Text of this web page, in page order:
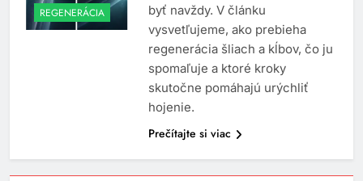
REGENERÁCIA
byť navždy. V článku
vysvetľujeme, ako prebieha
regenerácia šliach a kĺbov, čo ju
spomaľuje a ktoré kroky
skutočne pomáhajú urýchliť
hojenie.
Prečítajte si viac